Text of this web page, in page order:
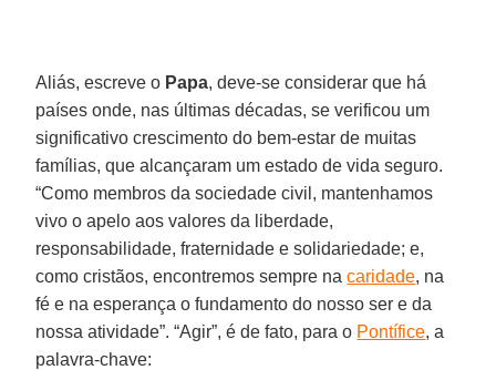
Aliás, escreve o Papa, deve-se considerar que há
países onde, nas últimas décadas, se verificou um
significativo crescimento do bem-estar de muitas
famílias, que alcançaram um estado de vida seguro.
“Como membros da sociedade civil, mantenhamos
vivo o apelo aos valores da liberdade,
responsabilidade, fraternidade e solidariedade; e,
como cristãos, encontremos sempre nacaridade, na
fé e na esperança o fundamento do nosso ser e da
nossa atividade”. “Agir”, é de fato, para o Pontífice, a
palavra-chave: